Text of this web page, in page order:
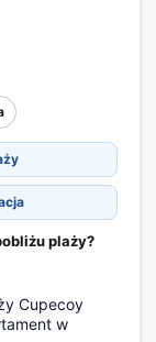
plaży?
Cupecoy
w